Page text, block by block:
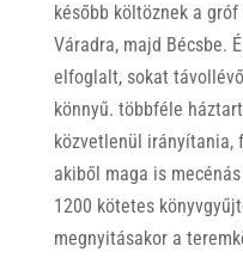
később költöznek a
Váradra, majd Bécsbe.
elfoglalt, sokat
könnyű. többféle
közvetlenül irányítania,
akiből maga is
1200 kötetes
megnyitásakor a